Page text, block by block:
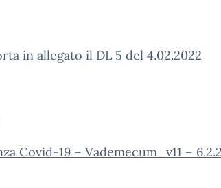
in allegato il DL 5 del 4.02.2022
Covid-19 – Vademecum_v11 –